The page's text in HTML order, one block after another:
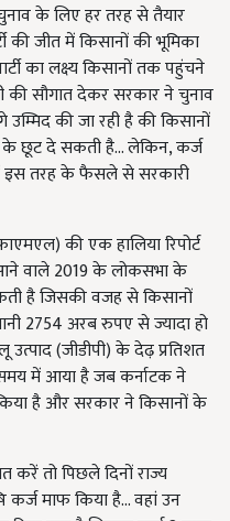
के लिए हर तरह से तैयार
की जीत में किसानों की भूमिका
का लक्ष्य किसानों तक पहुंचने
की सौगात देकर सरकार ने चुनाव
की जा रही है की किसानों
छूट दे सकती है... लेकिन, कर्ज
इस तरह के फैसले से सरकारी
की एक हालिया रिपोर्ट
वाले 2019 के लोकसभा के
है जिसकी वजह से किसानों
2754 अरब रुपए से ज्यादा हो
(जीडीपी) के देढ़ प्रतिशत
समय में आया है जब कर्नाटक ने
है और सरकार ने किसानों के
करें तो पिछले दिनों राज्य
माफ किया है... वहां उन